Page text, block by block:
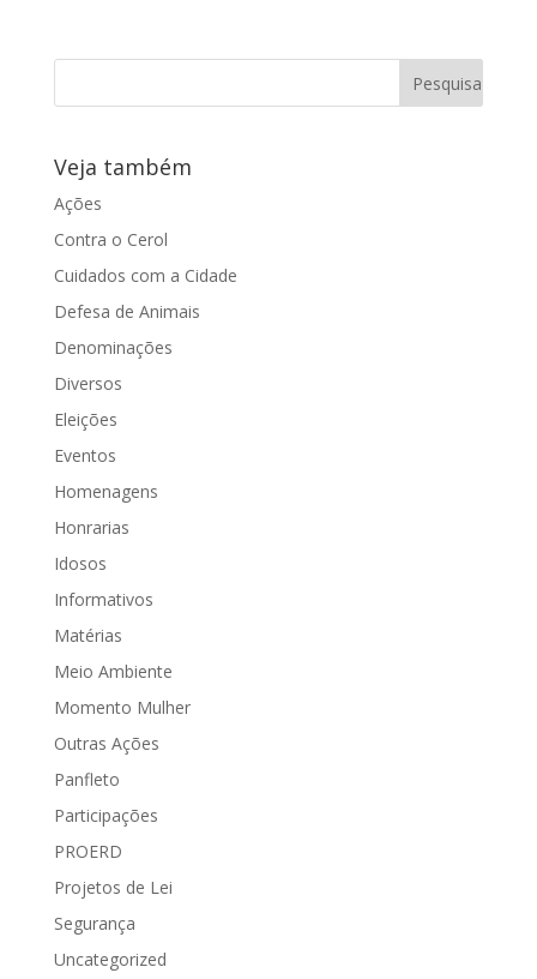
Angicos
feira (7), a vereadora Juliana Damus
Veja também
Ações
Contra o Cerol
Cuidados com a Cidade
Defesa de Animais
Denominações
Diversos
Eleições
Eventos
Homenagens
Honrarias
Idosos
Informativos
Matérias
Meio Ambiente
Momento Mulher
Outras Ações
Panfleto
Participações
PROERD
Projetos de Lei
Segurança
Uncategorized